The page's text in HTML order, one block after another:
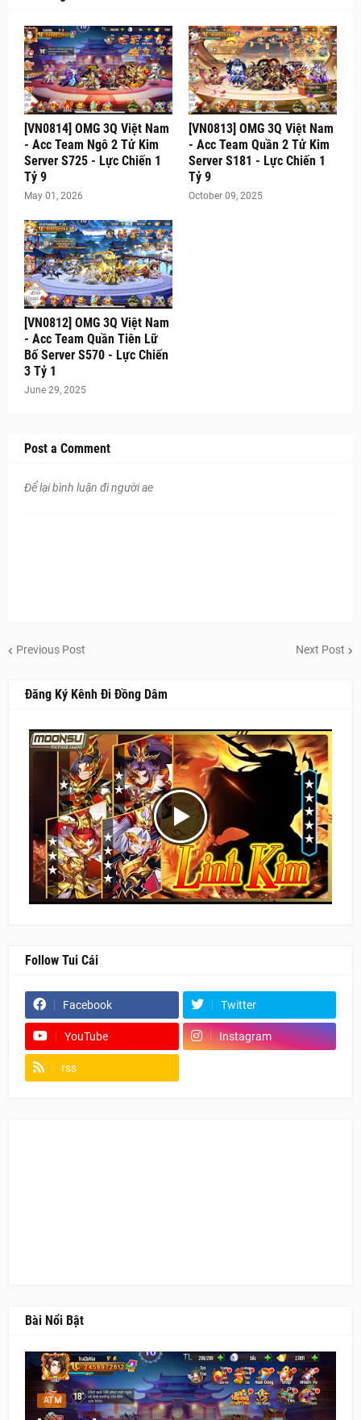
[VN0814] OMG 3Q Việt Nam
- Acc Team Ngô 2 Tử Kim
Server S725 - Lực Chiến 1
Tỷ 9
May 01, 2026
[VN0813] OMG 3Q Việt Nam
- Acc Team Quần 2 Tử Kim
Server S181 - Lực Chiến 1
Tỷ 9
October 09, 2025
[VN0812] OMG 3Q Việt Nam
- Acc Team Quần Tiên Lữ
Bố Server S570 - Lực Chiến
3 Tỷ 1
June 29, 2025
Post a Comment
Để lại bình luận đi người ae
Previous Post Next Post
Đăng Ký Kênh Đi Đồng Dâm
Follow Tui Cái
Facebook Twitter
YouTube Instagram
rss
Bài Nổi Bật
ATM